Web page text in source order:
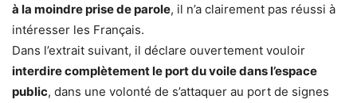
à la moindre prise de parole, il n’a clairement pas réussi à
intéresser les Français.
Dans l’extrait suivant, il déclare ouvertement vouloir
interdire complètement le port du voile dans l’espace
public, dans une volonté de s’attaquer au port de signes